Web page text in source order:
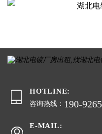
HOTLINE:
咨询热线： 190-
E-MAIL: